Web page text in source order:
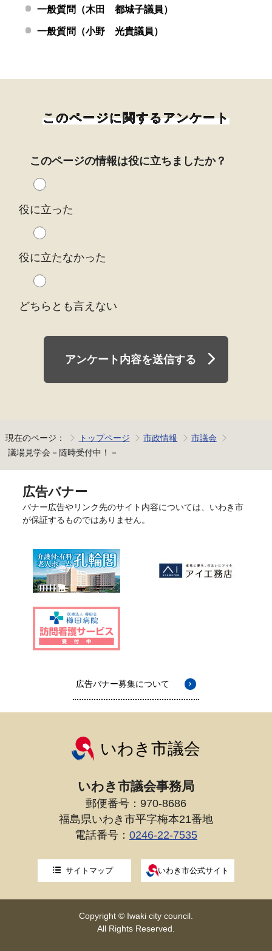
一般質問（木田 都城子議員）
一般質問（小野 光貴議員）
このページに関するアンケート
このページの情報は役に立ちましたか？
役に立った
役に立たなかった
どちらとも言えない
アンケート内容を送信する
現在のページ： トップページ 市政情報
市議会
議場見学会－随時受付中！－
広告バナー
バナー広告やリンク先のサイト内容については、いわき市
が保証するものではありません。
広告バナー募集について
いわき市議会
いわき市議会事務局
郵便番号：970-8686
福島県いわき市平字梅本21番地
電話番号： 0246-22-7535
サイトマップ いわき市公式サイト
Copyright © Iwaki city council.
All Rights Reserved.